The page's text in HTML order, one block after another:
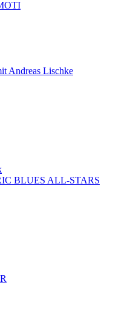
BLUES ALL-STARS